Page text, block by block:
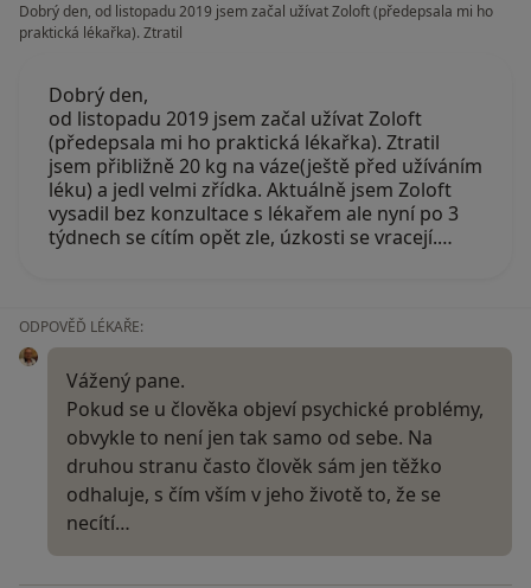
Dobrý den, od listopadu 2019 jsem začal užívat Zoloft (předepsala mi ho
praktická lékařka). Ztratil
Dobrý den,
od listopadu 2019 jsem začal užívat Zoloft
(předepsala mi ho praktická lékařka). Ztratil
jsem přibližně 20 kg na váze(ještě před užíváním
léku) a jedl velmi zřídka. Aktuálně jsem Zoloft
vysadil bez konzultace s lékařem ale nyní po 3
týdnech se cítím opět zle, úzkosti se vracejí.…
ODPOVĚĎ LÉKAŘE:
Vážený pane.
Pokud se u člověka objeví psychické problémy,
obvykle to není jen tak samo od sebe. Na
druhou stranu často člověk sám jen těžko
odhaluje, s čím vším v jeho životě to, že se
necítí…